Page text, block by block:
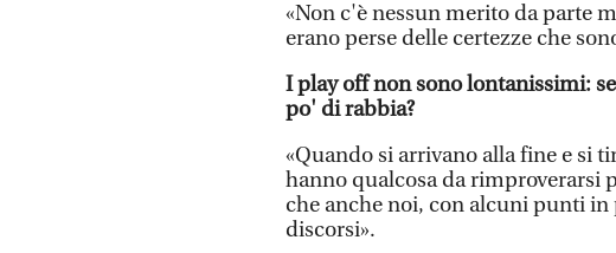
«Non c'è nessun merito da parte
erano perse delle certezze che
I play off non sono lontanissimi:
po' di rabbia?
«Quando si arrivano alla fine e si
hanno qualcosa da rimproverarsi
che anche noi, con alcuni punti
discorsi».